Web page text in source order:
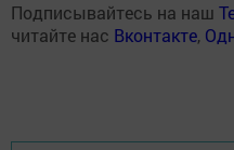
Подписывайтесь на наш
читайте нас Вконтакте,